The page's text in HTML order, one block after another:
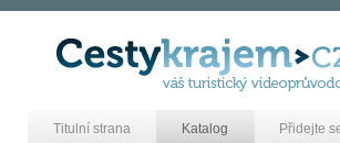
Titulní strana Katalog Přidejte